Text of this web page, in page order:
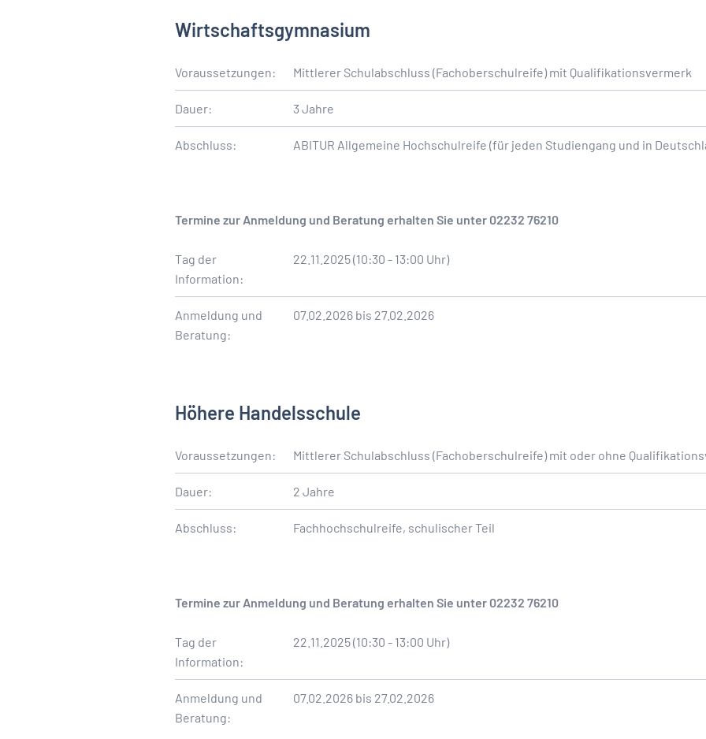
Wirtschaftsgymnasium
Voraussetzungen: Mittlerer Schulabschluss (Fachoberschulreife) mit Qualifikationsvermerk
Dauer: 3 Jahre
Abschluss: ABITUR Allgemeine Hochschulreife (für jeden Studiengang und in
Termine zur Anmeldung und Beratung erhalten Sie unter 02232 76210
Tag der
Information:
22.11.2025 (10:30 - 13:00 Uhr)
Anmeldung und
Beratung:
07.02.2026 bis 27.02.2026
Höhere Handelsschule
Voraussetzungen: Mittlerer Schulabschluss (Fachoberschulreife) mit oder ohne
Dauer: 2 Jahre
Abschluss: Fachhochschulreife, schulischer Teil
Termine zur Anmeldung und Beratung erhalten Sie unter 02232 76210
Tag der
Information:
22.11.2025 (10:30 - 13:00 Uhr)
Anmeldung und
Beratung:
07.02.2026 bis 27.02.2026